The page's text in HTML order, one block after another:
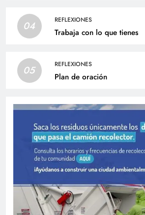
04 REFLEXIONES
Trabaja con lo que tienes
05 REFLEXIONES
Plan de oración